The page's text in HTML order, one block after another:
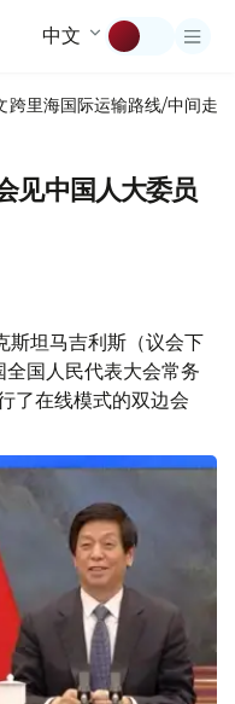
中文
跨里海国际运输路线/中间走廊
见中国人大委员
斯坦马吉利斯（议会下
全国人民代表大会常务
了在线模式的双边会